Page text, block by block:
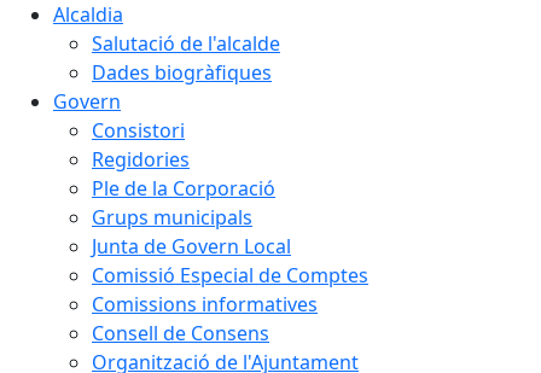
Alcaldia
Salutació de l'alcalde
Dades biogràfiques
Govern
Consistori
Regidories
Ple de la Corporació
Grups municipals
Junta de Govern Local
Comissió Especial de Comptes
Comissions informatives
Consell de Consens
Organització de l'Ajuntament